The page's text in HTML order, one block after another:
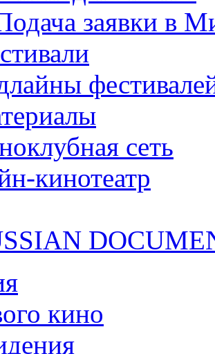
заявки в
сеть
кинотеатр